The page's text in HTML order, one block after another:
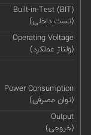
Built-in-Test (BIT)
(تست داخلی)
Operating Voltage
(ولتاژ عملکرد)
Power Consumption
(توان مصرفی)
Output
(خروجی)